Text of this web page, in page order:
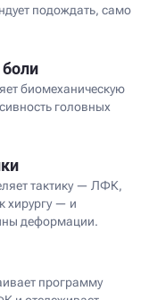
подождать, само
биомеханическую
головных
тактику — ЛФК,
хирургу — и
деформации.
программу